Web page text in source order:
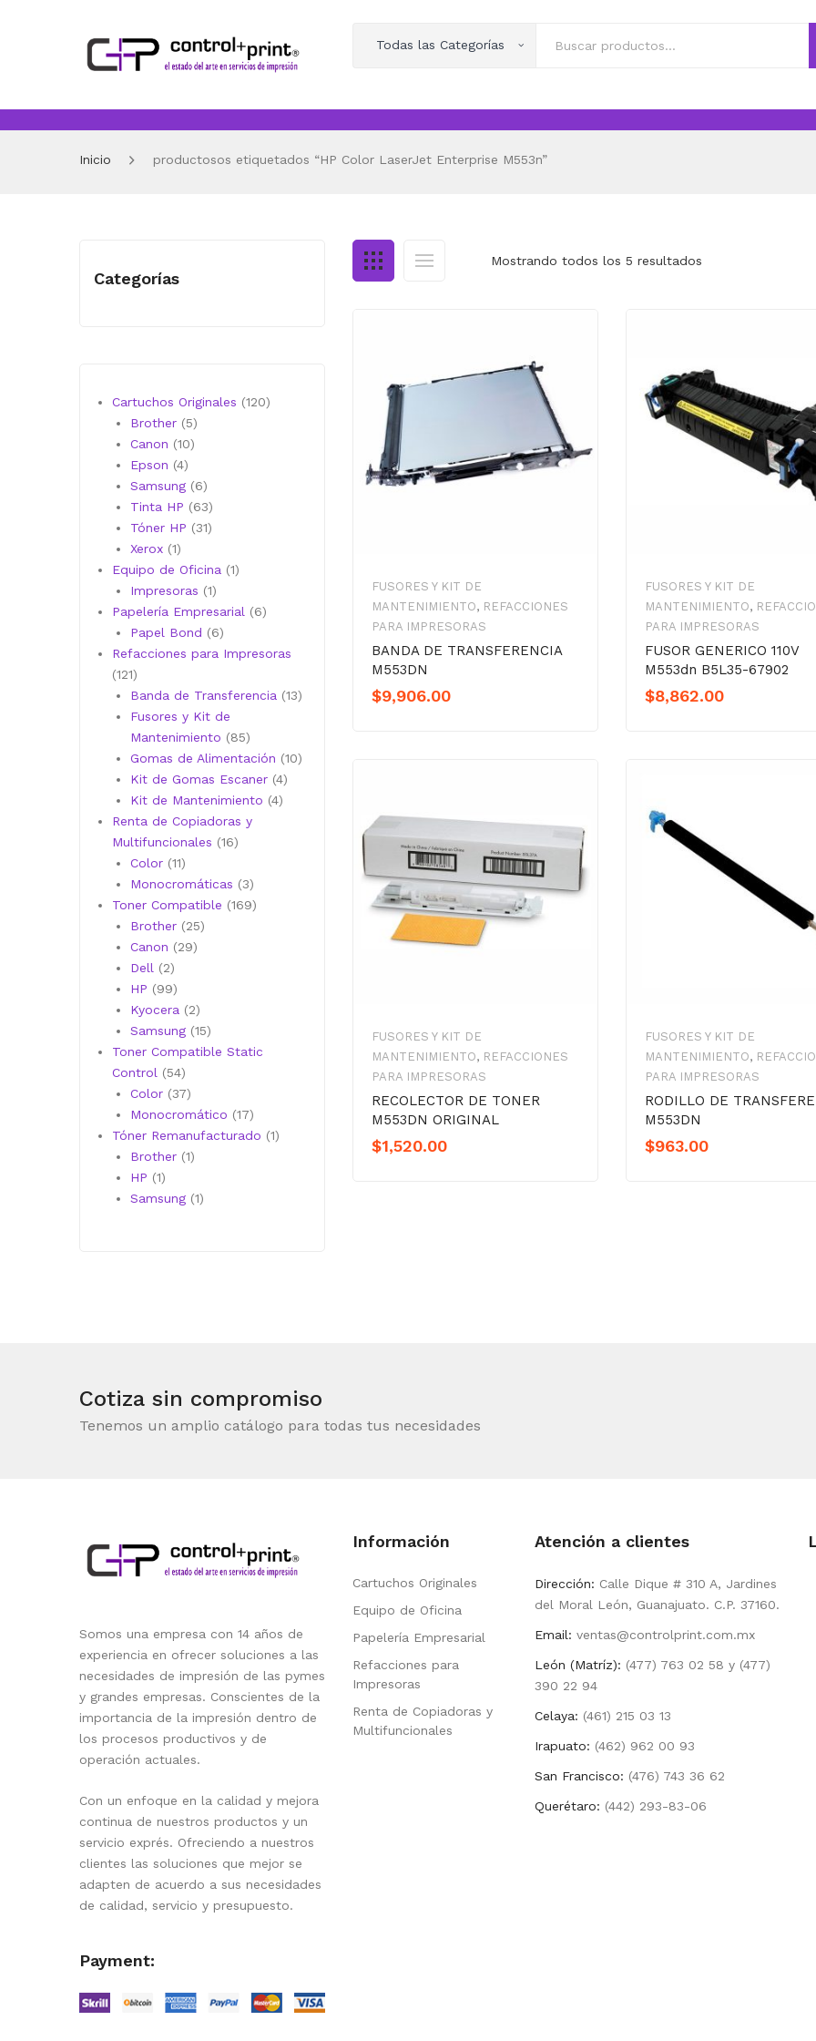
Todas las Categorías
Inicio productosos etiquetados “HP Color LaserJet Enterprise M553n”
Mostrando todos los 5 resultados
FUSORES Y KIT DE
MANTENIMIENTO, REFACCIONES
PARA IMPRESORAS
BANDA DE TRANSFERENCIA
M553DN
$9,906.00
FUSORES Y KIT DE
MANTENIMIENTO,
PARA IMPRESORAS
FUSOR GENERICO 110V
M553dn B5L35-67902
$8,862.00
FUSORES Y KIT DE
MANTENIMIENTO, REFACCIONES
PARA IMPRESORAS
RECOLECTOR DE TONER
M553DN ORIGINAL
$1,520.00
FUSORES Y KIT DE
MANTENIMIENTO,
PARA IMPRESORAS
RODILLO DE
M553DN
$963.00
Categorías
Cartuchos Originales 120120
Brother 55
productos
Canon 1010
Epson 44
productos
Samsung 66
productos
Tinta HP 6363
productos
Tóner HP 3131
Xerox 11
producto
Equipo de Oficina 11
Impresoras 11
producto
Papelería Empresarial 66
Papel Bond 66
productos
Refacciones para Impresoras
121121
productos
Banda de Transferencia 1313
Fusores y Kit de
Mantenimiento
8585
productos
Gomas de Alimentación 1010
Kit de Gomas Escaner 44
Kit de Mantenimiento 44
Renta de Copiadoras y
Multifuncionales
1616
Color 1111
productos
Monocromáticas 33
productos
Toner Compatible 169169
Brother 2525
Canon 2929
Dell 22
productos
HP 9999
productos
Kyocera 22
productos
Samsung 1515
productos
Toner Compatible Static
Control
5454
productos
Color 3737
productos
Monocromático 1717
productos
Tóner Remanufacturado 11
Brother 11
HP 11
producto
Samsung 11
Cotiza sin compromiso
Tenemos un amplio catálogo para todas tus necesidades
Somos una empresa con 14 años de
experiencia en ofrecer soluciones a las
necesidades de impresión de las pymes
y grandes empresas. Conscientes de la
importancia de la impresión dentro de
los procesos productivos y de
operación actuales.
Con un enfoque en la calidad y mejora
continua de nuestros productos y un
servicio exprés. Ofreciendo a nuestros
clientes las soluciones que mejor se
adapten de acuerdo a sus necesidades
de calidad, servicio y presupuesto.
Payment:
Información
Cartuchos Originales
Equipo de Oficina
Papelería Empresarial
Refacciones para
Impresoras
Renta de Copiadoras y
Multifuncionales
Atención a clientes
Dirección: Calle Dique # 310 A, Jardines
del Moral León, Guanajuato. C.P. 37160.
Email: ventas@controlprint.com.mx
León (Matríz): (477) 763 02 58 y (477)
390 22 94
Celaya: (461) 215 03 13
Irapuato: (462) 962 00 93
San Francisco: (476) 743 36 62
Querétaro: (442) 293-83-06